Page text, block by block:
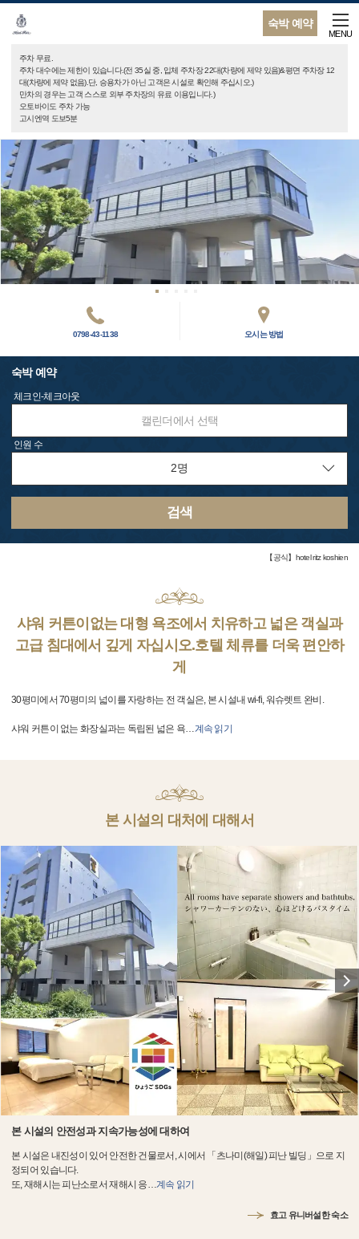
숙박 예약
MENU
주차 무료.
주차 대수에는 제한이 있습니다.(전 35실 중, 입체 주차장 22대(차량에 제약 있음)&평면 주차장 12
대(차량에 제약 없음).단, 승용차가 아닌 고객은 시설로 확인해 주십시오.)
만차의 경우는 고객 스스로 외부 주차장의 유료 이용입니다.)
오토바이도 주차 가능
고시엔역 도보5분
0798-43-1138 오시는 방법
숙박 예약
체크인-체크아웃
캘린더에서 선택
인원 수
검색
【공식】hotel ritz koshien
샤워 커튼이없는 대형 욕조에서 치유하고 넓은 객실과
고급 침대에서 깊게 자십시오.호텔 체류를 더욱 편안하
게
30평미에서 70평미의 넓이를 자랑하는 전 객실은, 본 시설내 wi-fi, 워슈렛트 완비.
샤워 커튼이 없는 화장실과는 독립된 넓은 욕…계속 읽기
본 시설의 대처에 대해서
본 시설의 안전성과 지속가능성에 대하여
본 시설은 내진성이 있어 안전한 건물로서, 시에서 「츠나미(해일) 피난 빌딩」으로 지
정되어 있습니다.
또, 재해시는 피난소로서 재해시 응…계속 읽기
효고 유니버설한 숙소